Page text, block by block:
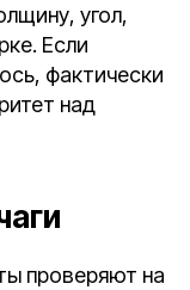
угол,
Если
фактически
над
проверяют на